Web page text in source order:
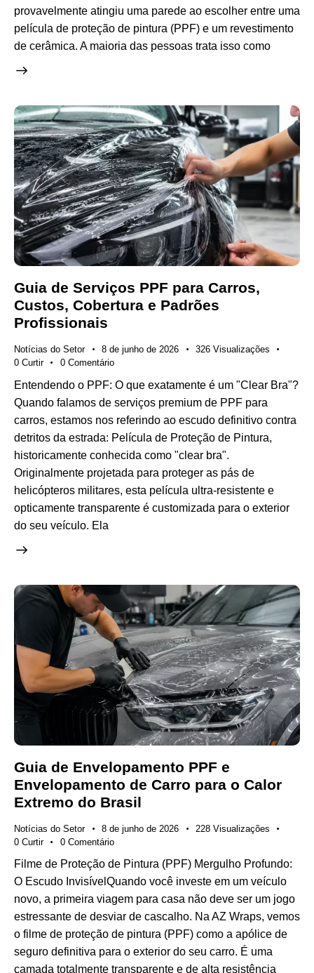
provavelmente atingiu uma parede ao escolher entre uma
película de proteção de pintura (PPF) e um revestimento
de cerâmica. A maioria das pessoas trata isso como
Guia de Serviços PPF para Carros,
Custos, Cobertura e Padrões
Profissionais
Notícias do Setor 8 de junho de 2026 326 Visualizações
0 Curtir 0 Comentário
Entendendo o PPF: O que exatamente é um "Clear Bra"?
Quando falamos de serviços premium de PPF para
carros, estamos nos referindo ao escudo definitivo contra
detritos da estrada: Película de Proteção de Pintura,
historicamente conhecida como "clear bra".
Originalmente projetada para proteger as pás de
helicópteros militares, esta película ultra-resistente e
opticamente transparente é customizada para o exterior
do seu veículo. Ela
Guia de Envelopamento PPF e
Envelopamento de Carro para o Calor
Extremo do Brasil
Notícias do Setor 8 de junho de 2026 228 Visualizações
0 Curtir 0 Comentário
Filme de Proteção de Pintura (PPF) Mergulho Profundo:
O Escudo InvisívelQuando você investe em um veículo
novo, a primeira viagem para casa não deve ser um jogo
estressante de desviar de cascalho. Na AZ Wraps, vemos
o filme de proteção de pintura (PPF) como a apólice de
seguro definitiva para o exterior do seu carro. É uma
camada totalmente transparente e de alta resistência